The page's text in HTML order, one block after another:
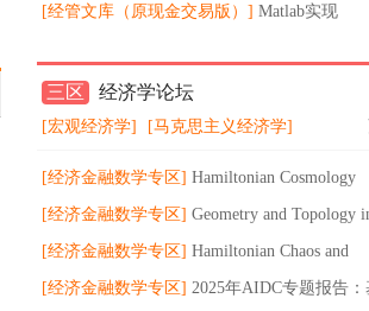
经网络-长短期记忆神经网络融合多头注意力
Transformer多输入多输出预测 - 副本
[经管文库（原现金交易版）] Matlab实现
三区 经济学论坛
[宏观经济学] [马克思主义经济学]
[经济金融数学专区] Hamiltonian Cosmology
[经济金融数学专区] Geometry and Topology
Hamiltonian Dynamics and Statistical Mechanics
[经济金融数学专区] Hamiltonian Chaos and
Fractional Dynamics_GEORGE M.
[经济金融数学专区] 2025年AIDC专题报告：